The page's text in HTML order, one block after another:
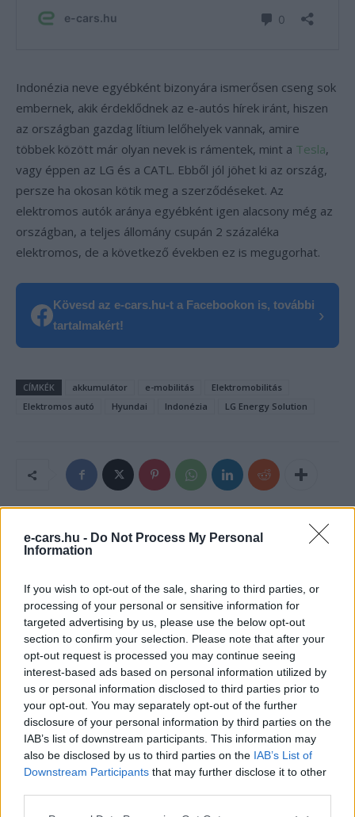
e-cars.hu - Do Not Process My Personal
Information
If you wish to opt-out of the sale, sharing to third parties, or
processing of your personal or sensitive information for
targeted advertising by us, please use the below opt-out
section to confirm your selection. Please note that after your
opt-out request is processed you may continue seeing
interest-based ads based on personal information utilized by
us or personal information disclosed to third parties prior to
your opt-out. You may separately opt-out of the further
disclosure of your personal information by third parties on the
IAB’s list of downstream participants. This information may
also be disclosed by us to third parties on the IAB’s List of
Downstream Participants that may further disclose it to other
Indonézia neve egyébként bizonyára ismerősen cseng sok
embernek, akik érdeklődnek az e-autós hírek iránt, hiszen
az országban gazdag lítium lelőhelyek vannak, amire
többek között már olyan nevek is rámentek, mint a Tesla,
vagy éppen az LG és a CATL. Ebből jól jöhet ki az ország,
persze ha okosan kötik meg a szerződéseket. Az
elektromos autók aránya egyébként igen alacsony még az
országban, a teljes állomány csupán 2 százaléka
elektromos, de a következő években ez is megugorhat.
Kövesd az e-cars.hu-t a Facebookon is, további
tartalmakért!
›
CÍMKÉK akkumulátor e-mobilitás
Elektromobilitás
Elektromos autó
Hyundai Indonézia LG Energy Solution
Eriqo
Főállásban Informatikus kocka, de lelkében elkötelezett gamer,
kütyü és immár e-autó rajongó!
KAPCSOLÓDÓ CIKKEK TÖBB A SZERZŐTŐL